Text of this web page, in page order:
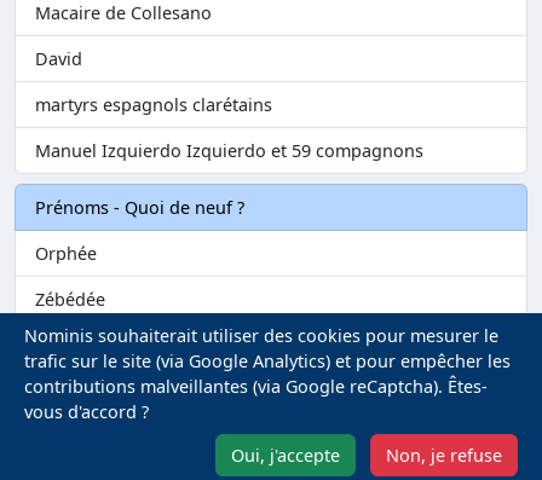
Macaire de Collesano
David
martyrs espagnols clarétains
Manuel Izquierdo Izquierdo et 59 compagnons
Prénoms - Quoi de neuf ?
Orphée
Zébédée
Melvil
Matilin
Mentions légales-Gestion des Cookies
Nominis souhaiterait utiliser des cookies pour mesurer le
trafic sur le site (via Google Analytics) et pour empêcher les
contributions malveillantes (via Google reCaptcha). Êtes-
vous d'accord ?
Oui, j'accepte
Non, je refuse